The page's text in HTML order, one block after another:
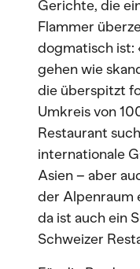
Gerichte, die
Flammer
dogmatisch ist:
gehen wie
die überspitzt
Umkreis von
Restaurant
internationale
Asien – aber
der Alpenraum
da ist auch ein
Schweizer